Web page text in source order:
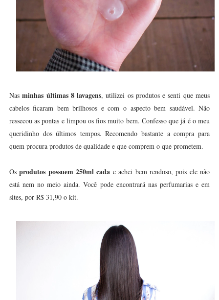
Nasminhas últimas 8 lavagens, utilizei os produtos e senti que meus
cabelos ficaram bem brilhosos e com o aspecto bem saudável. Não
ressecou as pontas e limpou os fios muito bem. Confesso que já é o meu
queridinho dos últimos tempos. Recomendo bastante a compra para
quem procura produtos de qualidade e que comprem o que prometem.
Osprodutos possuem 250ml cada e achei bem rendoso, pois ele não
está nem no meio ainda. Você pode encontrará nas perfumarias e em
sites, por R$ 31,90 o kit.